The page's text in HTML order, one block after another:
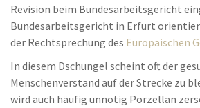
Revision beim Bundesarbeitsgericht
Bundesarbeitsgericht in Erfurt
der Rechtsprechung des Europäischen
In diesem Dschungel scheint oft der
Menschenverstand auf der Strecke zu
wird auch häufig unnötig Porzellan